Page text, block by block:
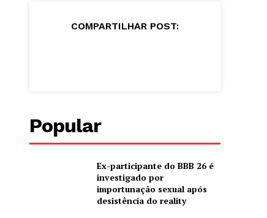
COMPARTILHAR POST:
Popular
Ex-participante do BBB 26 é
investigado por
importunação sexual após
desistência do reality